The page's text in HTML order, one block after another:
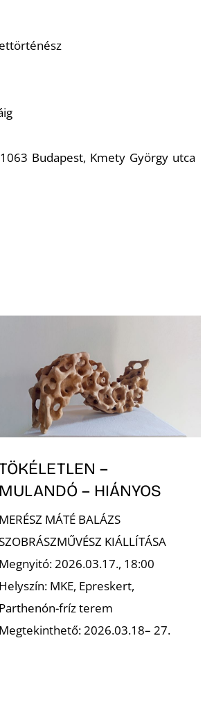
Budapest, Kmety György utca
–
MULANDÓ – HIÁNYOS
MERÉSZ MÁTÉ BALÁZS
KIÁLLÍTÁSA
Megnyitó: 2026.03.17., 18:00
Helyszín: MKE, Epreskert,
Parthenón-fríz terem
Megtekinthető: 2026.03.18– 27.